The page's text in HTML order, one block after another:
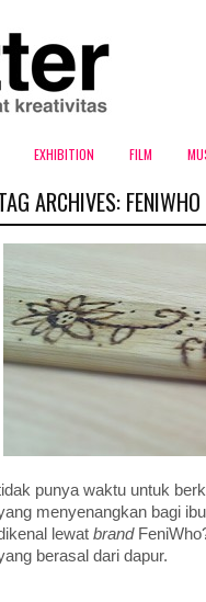
EXHIBITION FILM
ARCHIVES: FENIWHO
punya waktu untuk
menyenangkan bagi
lewat brand
berasal dari dapur.